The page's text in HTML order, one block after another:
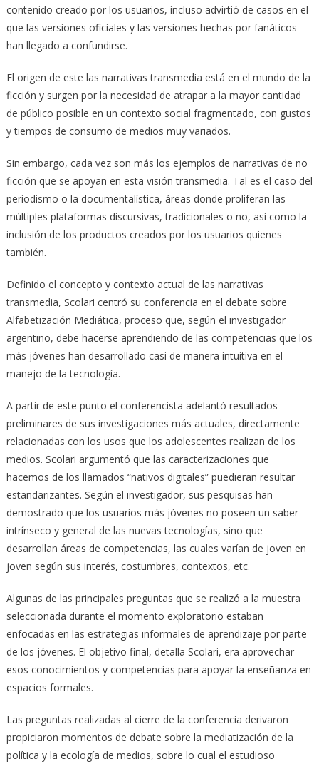
contenido creado por los usuarios, incluso advirtió de casos en el
que las versiones oficiales y las versiones hechas por fanáticos
han llegado a confundirse.
El origen de este las narrativas transmedia está en el mundo de la
ficción y surgen por la necesidad de atrapar a la mayor cantidad
de público posible en un contexto social fragmentado, con gustos
y tiempos de consumo de medios muy variados.
Sin embargo, cada vez son más los ejemplos de narrativas de no
ficción que se apoyan en esta visión transmedia. Tal es el caso del
periodismo o la documentalística, áreas donde proliferan las
múltiples plataformas discursivas, tradicionales o no, así como la
inclusión de los productos creados por los usuarios quienes
también.
Definido el concepto y contexto actual de las narrativas
transmedia, Scolari centró su conferencia en el debate sobre
Alfabetización Mediática, proceso que, según el investigador
argentino, debe hacerse aprendiendo de las competencias que los
más jóvenes han desarrollado casi de manera intuitiva en el
manejo de la tecnología.
A partir de este punto el conferencista adelantó resultados
preliminares de sus investigaciones más actuales, directamente
relacionadas con los usos que los adolescentes realizan de los
medios. Scolari argumentó que las caracterizaciones que
hacemos de los llamados “nativos digitales” puedieran resultar
estandarizantes. Según el investigador, sus pesquisas han
demostrado que los usuarios más jóvenes no poseen un saber
intrínseco y general de las nuevas tecnologías, sino que
desarrollan áreas de competencias, las cuales varían de joven en
joven según sus interés, costumbres, contextos, etc.
Algunas de las principales preguntas que se realizó a la muestra
seleccionada durante el momento exploratorio estaban
enfocadas en las estrategias informales de aprendizaje por parte
de los jóvenes. El objetivo final, detalla Scolari, era aprovechar
esos conocimientos y competencias para apoyar la enseñanza en
espacios formales.
Las preguntas realizadas al cierre de la conferencia derivaron
propiciaron momentos de debate sobre la mediatización de la
política y la ecología de medios, sobre lo cual el estudioso